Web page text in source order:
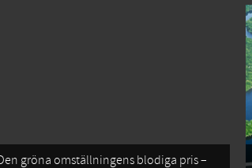
gröna omställningens blodiga pris –